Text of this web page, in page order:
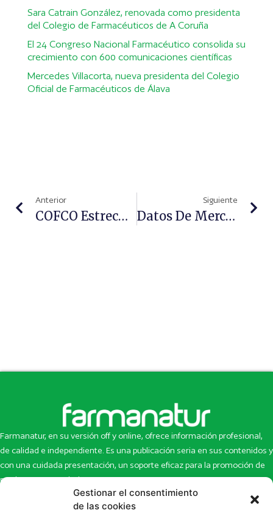
Gestionar el consentimiento
de las cookies
Sara Catrain González, renovada como presidenta
del Colegio de Farmacéuticos de A Coruña
El 24 Congreso Nacional Farmacéutico consolida su
crecimiento con 600 comunicaciones científicas
Mercedes Villacorta, nueva presidenta del Colegio
Oficial de Farmacéuticos de Álava
Anterior
COFCO Estrecha Lazos De Colaboración Con La Asociación De Enfermos De Alzheimer San Rafael
Siguiente
Datos De Mercado De Alimentación Infantil En La Farmacia
Farmanatur, en su versión off y online, ofrece información profesional,
de calidad e independiente. Es una publicación seria en sus contenidos y
con una cuidada presentación, un soporte eficaz para la promoción de
productos y novedades.
Inicio